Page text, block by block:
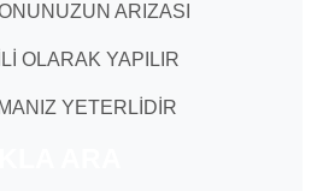
ARIZASI
OLARAK YAPILIR
YETERLİDİR